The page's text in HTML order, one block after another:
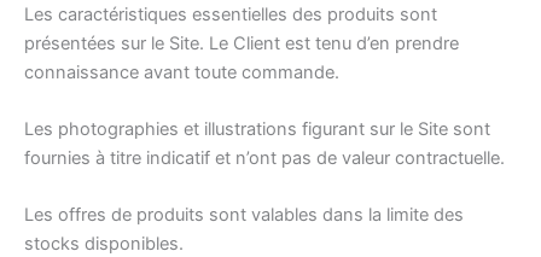
Les caractéristiques essentielles des produits sont
présentées sur le Site. Le Client est tenu d’en prendre
connaissance avant toute commande.
Les photographies et illustrations figurant sur le Site sont
fournies à titre indicatif et n’ont pas de valeur contractuelle.
Les offres de produits sont valables dans la limite des
stocks disponibles.